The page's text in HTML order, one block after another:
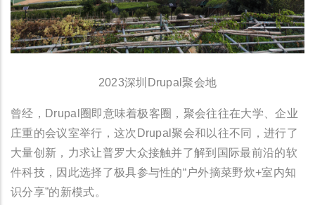
2023深圳Drupal聚会地
曾经，Drupal圈即意味着极客圈，聚会往往在大学、企业
庄重的会议室举行，这次Drupal聚会和以往不同，进行了
大量创新，力求让普罗大众接触并了解到国际最前沿的软
件科技，因此选择了极具参与性的“户外摘菜野炊+室内知
识分享”的新模式。